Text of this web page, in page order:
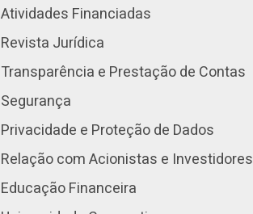
Atividades Financiadas
Revista Jurídica
Transparência e Prestação de Contas
Segurança
Privacidade e Proteção de Dados
Relação com Acionistas e Investidores
Educação Financeira